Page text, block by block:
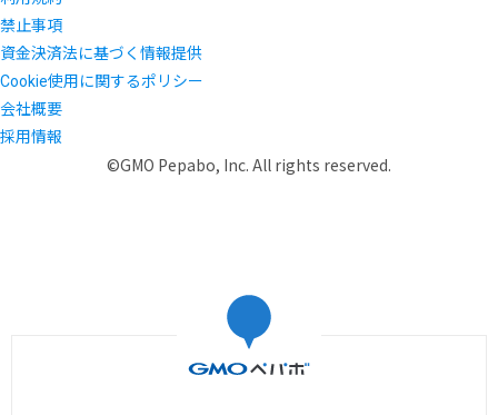
禁止事項
資金決済法に基づく情報提供
Cookie使用に関するポリシー
会社概要
採用情報
©GMO Pepabo, Inc. All rights reserved.